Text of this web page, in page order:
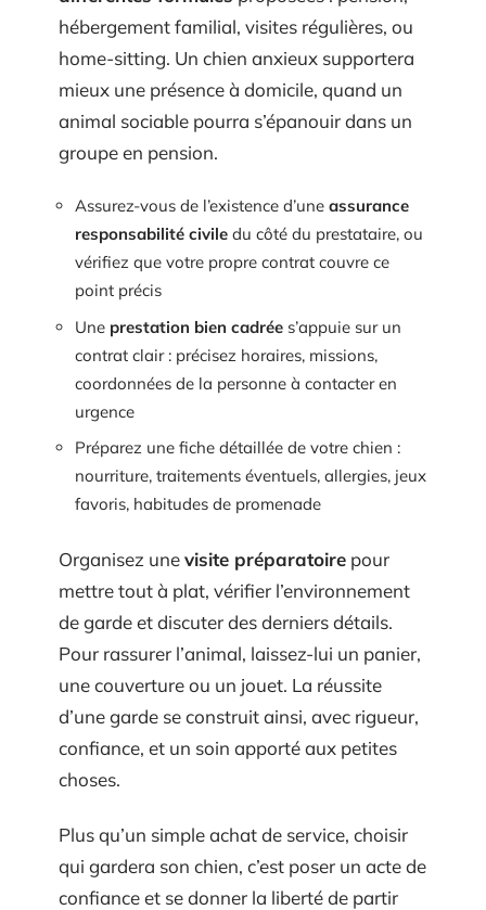
hébergement familial, visites régulières, ou
home-sitting. Un chien anxieux supportera
mieux une présence à domicile, quand un
animal sociable pourra s’épanouir dans un
groupe en pension.
Assurez-vous de l’existence d’une assurance
responsabilité civile du côté du prestataire, ou
vérifiez que votre propre contrat couvre ce
point précis
Une prestation bien cadrée s’appuie sur un
contrat clair : précisez horaires, missions,
coordonnées de la personne à contacter en
urgence
Préparez une fiche détaillée de votre chien :
nourriture, traitements éventuels, allergies, jeux
favoris, habitudes de promenade
Organisez unevisite préparatoire pour
mettre tout à plat, vérifier l’environnement
de garde et discuter des derniers détails.
Pour rassurer l’animal, laissez-lui un panier,
une couverture ou un jouet. La réussite
d’une garde se construit ainsi, avec rigueur,
confiance, et un soin apporté aux petites
choses.
Plus qu’un simple achat de service, choisir
qui gardera son chien, c’est poser un acte de
confiance et se donner la liberté de partir